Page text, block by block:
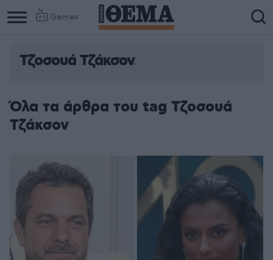
Games
Τζοσουά Τζάκσον
Όλα τα άρθρα του tag Τζοσουά
Τζάκσον